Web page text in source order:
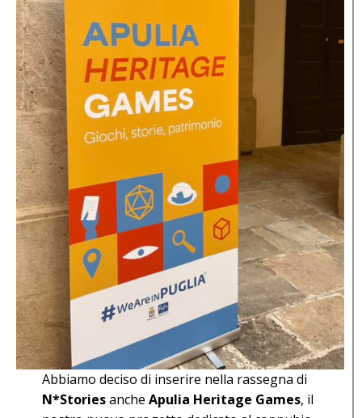
Abbiamo deciso di inserire nella rassegna di
N*StoriesancheApulia Heritage Games, il